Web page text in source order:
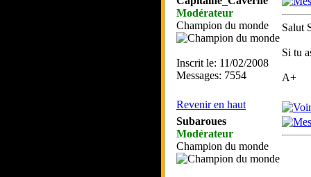
Modérateur
Champion du monde
Inscrit le: 11/02/2008
Messages: 7554
Salut
Si tu
A+
Revenir en haut
Subaroues
Modérateur
Champion du monde